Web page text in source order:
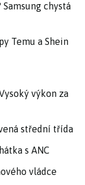
chystá
Temu a Shein
výkon za
střední třída
s ANC
vládce